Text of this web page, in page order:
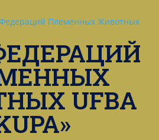
UFBA